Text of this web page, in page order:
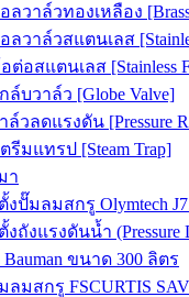
ลวาล์วทองเหลือง
ลวาล์วสแตนเลส
ต่อสแตนเลส [Stainless
ล์บวาล์ว [Globe Valve]
ล์วลดแรงดัน [Pressure
รีมแทรป [Steam Trap]
า
งปั๊มลมสกรู Olymtech
ถังแรงดันน้ำ (Pressure
ขนาด 300 ลิตร
มสกรู FSCURTIS